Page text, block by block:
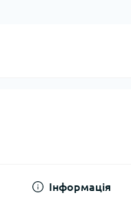
Інформація